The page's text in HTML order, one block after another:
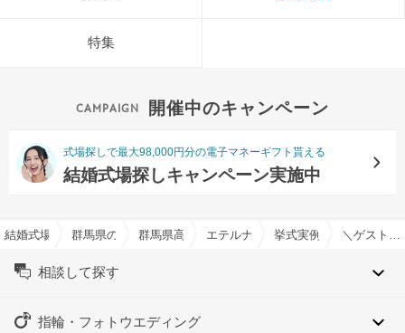
特集
開催中のキャンペーン
式場探しで最大98,000円分の電子マネーギフト貰える
結婚式場探しキャンペーン実施中
結婚式場を探すならハナユメ
群馬県の結婚式場一覧群馬県高崎市の結婚式場一覧
エテルナ高崎で結婚式
挙式実例
相談して探す
指輪・フォトウエディング